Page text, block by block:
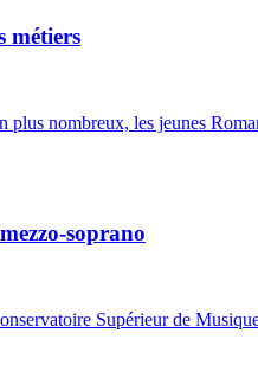
métiers
plus nombreux, les jeunes
soprano
Supérieur de